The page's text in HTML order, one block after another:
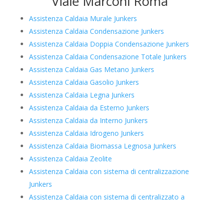
Assistenza Caldaia Murale Junkers
Assistenza Caldaia Condensazione Junkers
Assistenza Caldaia Doppia Condensazione Junkers
Assistenza Caldaia Condensazione Totale Junkers
Assistenza Caldaia Gas Metano Junkers
Assistenza Caldaia Gasolio Junkers
Assistenza Caldaia Legna Junkers
Assistenza Caldaia da Esterno Junkers
Assistenza Caldaia da Interno Junkers
Assistenza Caldaia Idrogeno Junkers
Assistenza Caldaia Biomassa Legnosa Junkers
Assistenza Caldaia Zeolite
Assistenza Caldaia con sistema di centralizzazione
Junkers
Assistenza Caldaia con sistema di centralizzato a